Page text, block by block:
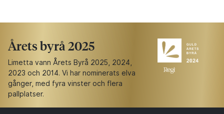
Årets byrå 2025
Limetta vann Årets Byrå 2025, 2024,
2023 och 2014. Vi har nominerats elva
gånger, med fyra vinster och flera
pallplatser.